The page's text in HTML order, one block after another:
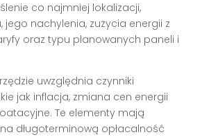
co najmniej lokalizacji,
jego nachylenia, zużycia energii z
oraz typu planowanych paneli i
uwzględnia czynniki
jak inflacja, zmiana cen energii
Te elementy mają
na długoterminową opłacalność